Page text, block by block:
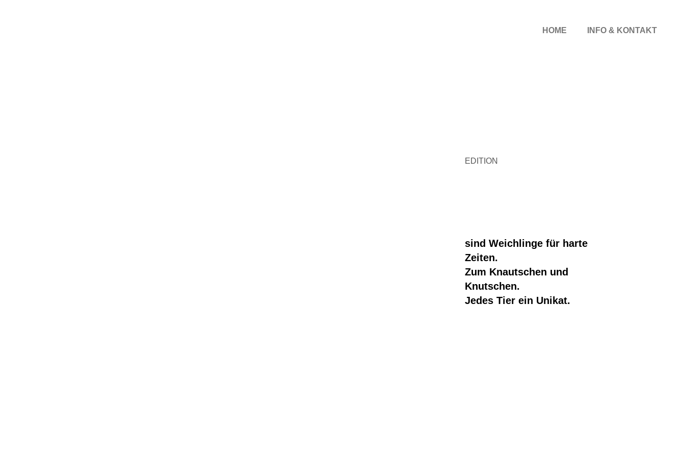
HOME INFO & KONTAKT
EDITION
sind Weichlinge für harte
Zeiten.
Zum Knautschen und
Knutschen.
Jedes Tier ein Unikat.